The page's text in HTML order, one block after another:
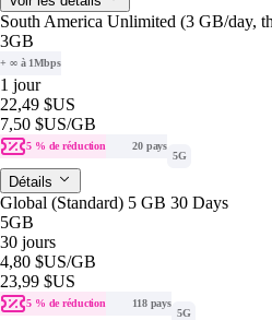
South America Unlimited (3 GB/day,
3GB
+ ∞ à 1Mbps
1 jour
22,49 $US
7,50 $US/GB
5 % de réduction
20 pays
5G
Détails
Global (Standard) 5 GB 30 Days
5GB
30 jours
4,80 $US/GB
23,99 $US
5 % de réduction
118 pays
5G